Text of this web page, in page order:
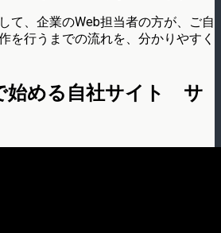
て、企業のWeb担当者の方が、ご自
を行うまでの流れを、分かりやすく
始める自社サイト サ